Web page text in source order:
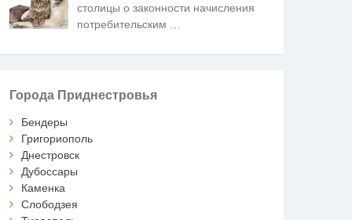
столицы о законности начисления
потребительским
Города Приднестровья
Бендеры
Григориополь
Днестровск
Дубоссары
Каменка
Слободзея